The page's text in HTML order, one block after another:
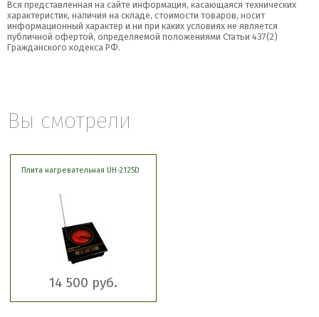
Вся представленная на сайте информация, касающаяся технических
характеристик, наличия на складе, стоимости товаров, носит
информационный характер и ни при каких условиях не является
публичной офертой, определяемой положениями Статьи 437(2)
Гражданского кодекса РФ.
Вы смотрели
Плита нагревательная UH-2125D
14 500 руб.